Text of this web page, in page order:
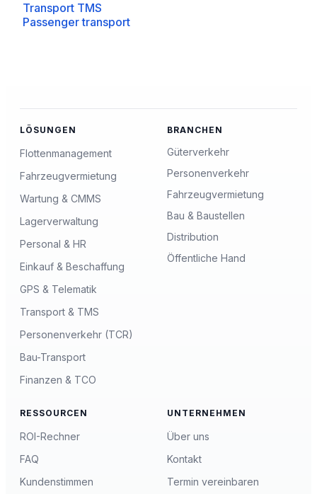
Transport TMS
Passenger transport
LÖSUNGEN
Flottenmanagement
Fahrzeugvermietung
Wartung & CMMS
Lagerverwaltung
Personal & HR
Einkauf & Beschaffung
GPS & Telematik
Transport & TMS
Personenverkehr (TCR)
Bau-Transport
Finanzen & TCO
BRANCHEN
Güterverkehr
Personenverkehr
Fahrzeugvermietung
Bau & Baustellen
Distribution
Öffentliche Hand
RESSOURCEN
ROI-Rechner
FAQ
Kundenstimmen
UNTERNEHMEN
Über uns
Kontakt
Termin vereinbaren